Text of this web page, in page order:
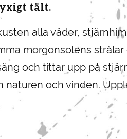
tält.
alla väder,
morgonsolens
och tittar upp på
naturen och vinden.